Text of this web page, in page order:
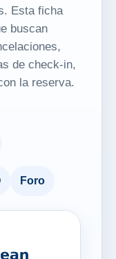
Esta ficha
buscan
de check-in,
la reserva.
Foro